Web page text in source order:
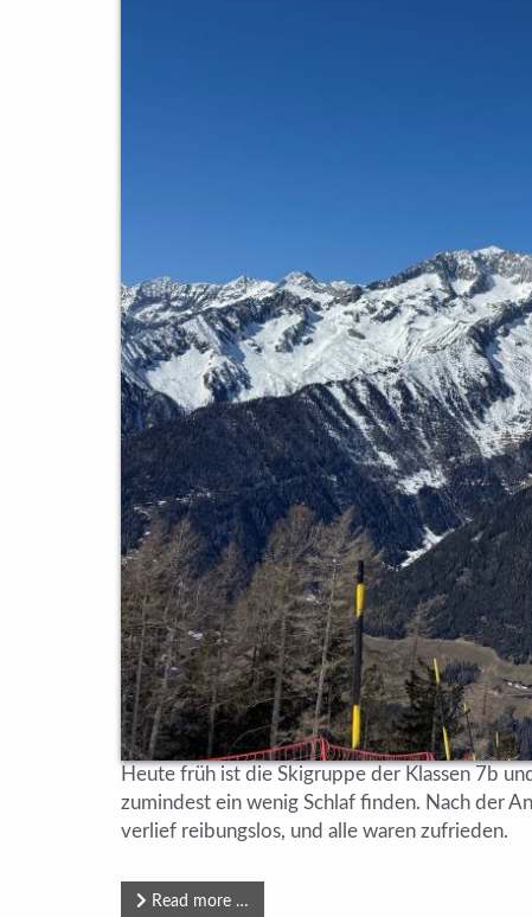
Heute früh ist die Skigruppe der Klassen 7b
zumindest ein wenig Schlaf finden. Nach der
verlief reibungslos, und alle waren zufrieden.
Read more …